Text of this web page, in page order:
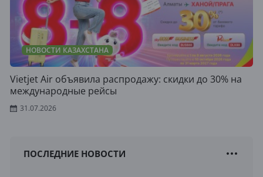
НОВОСТИ КАЗАХСТАНА
Vietjet Air объявила распродажу: скидки до 30% на
международные рейсы
31.07.2026
ПОСЛЕДНИЕ НОВОСТИ